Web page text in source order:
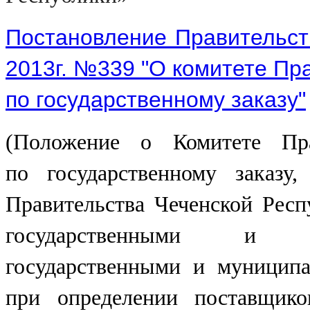
Постановление
2013г. №339 "О комитете
по государственному заказу"
(Положение о Комитете
по государственному
Правительства Чеченской
государственными и
государственными и
при определении